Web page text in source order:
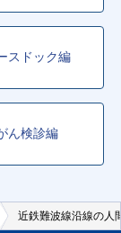
スドック編
ん検診編
近鉄難波線沿線の人